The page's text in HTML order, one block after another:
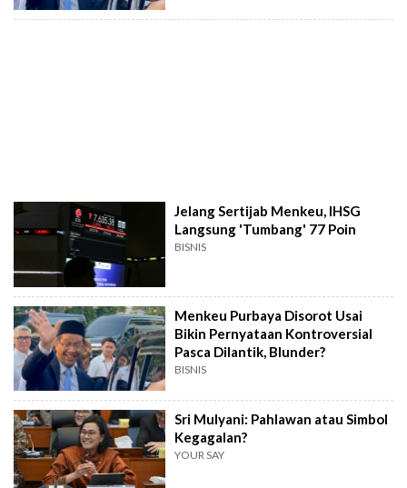
Jelang Sertijab Menkeu, IHSG
Langsung 'Tumbang' 77 Poin
BISNIS
Menkeu Purbaya Disorot Usai
Bikin Pernyataan Kontroversial
Pasca Dilantik, Blunder?
BISNIS
Sri Mulyani: Pahlawan atau Simbol
Kegagalan?
YOUR SAY